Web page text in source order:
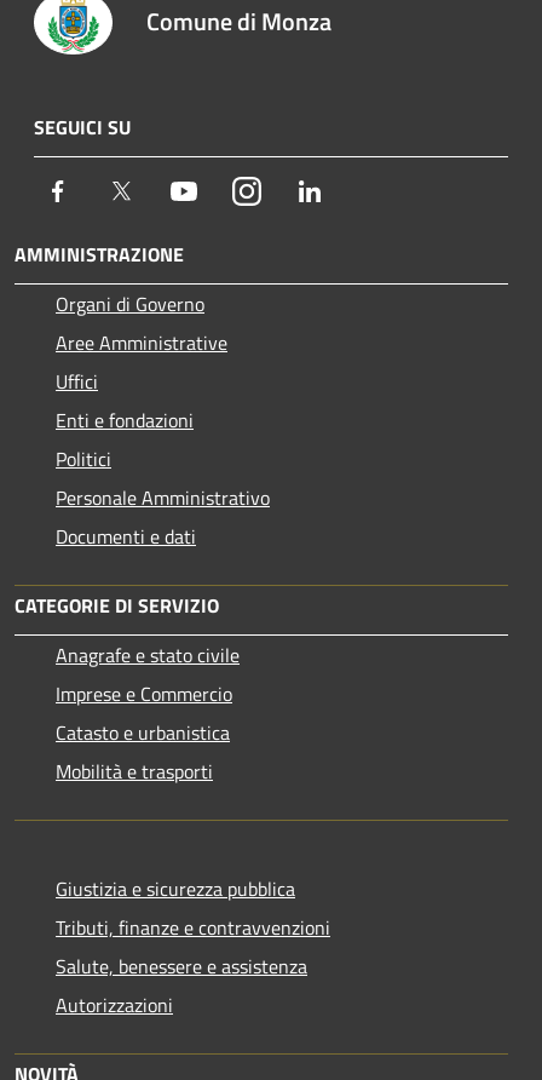
Comune di Monza
SEGUICI SU
Facebook Twitter YoutubeInstagram
AMMINISTRAZIONE
Organi di Governo
Aree Amministrative
Uffici
Enti e fondazioni
Politici
Personale Amministrativo
Documenti e dati
CATEGORIE DI SERVIZIO
Anagrafe e stato civile
Imprese e Commercio
Catasto e urbanistica
Mobilità e trasporti
Giustizia e sicurezza pubblica
Tributi, finanze e contravvenzioni
Salute, benessere e assistenza
Autorizzazioni
NOVITÀ